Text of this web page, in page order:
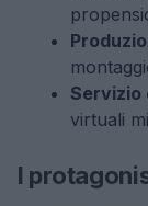
Servizio
virtuali
I